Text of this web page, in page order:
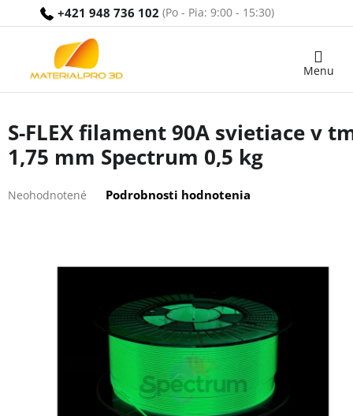
+421 948 736 102
Nákupný
S-FLEX filament 90A svietiace v
1,75 mm Spectrum 0,5 kg
hodnotenie
Neohodnotené Podrobnosti hodnotenia